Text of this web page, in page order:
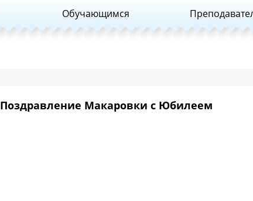
Обучающимся
Поздравление Макаровки с Юбилеем